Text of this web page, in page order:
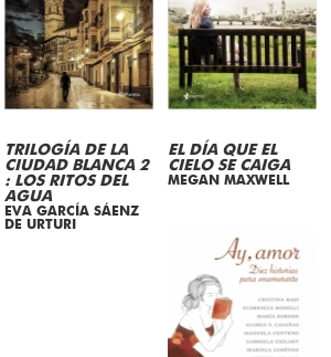
TRILOGÍA DE LA
CIUDAD BLANCA 2
: LOS RITOS DEL
AGUA
EVA GARCÍA SÁENZ
DE URTURI
EL DÍA QUE EL
CIELO SE CAIGA
MEGAN MAXWELL